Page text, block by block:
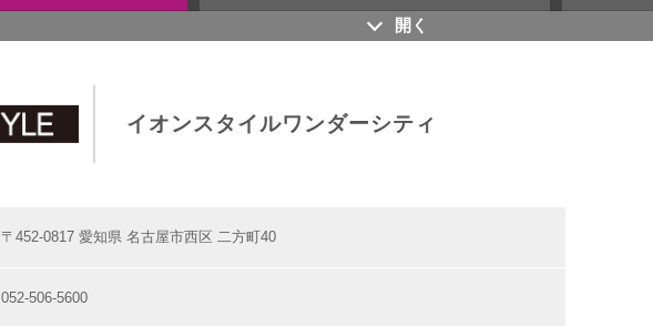
開く
イオンスタイルワンダーシティ
〒452-0817 愛知県 名古屋市西区 二方町40
052-506-5600